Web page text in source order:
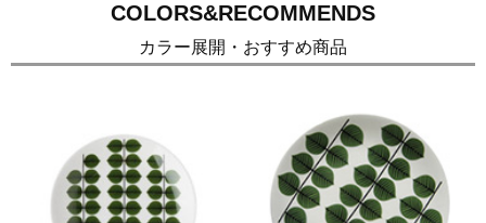
COLORS&RECOMMENDS
カラー展開・おすすめ商品